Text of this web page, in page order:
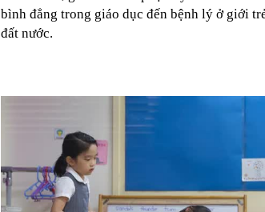
bình đẳng trong giáo dục đến bệnh lý ở giới
đất nước.